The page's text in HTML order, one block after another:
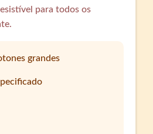
para todos os
grandes